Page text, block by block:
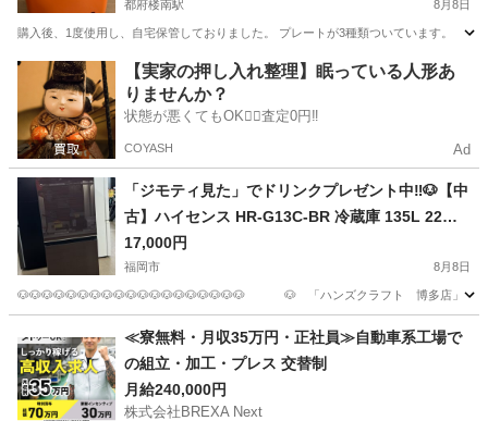
都府楼南駅 8月8日
購入後、1度使用し、自宅保管しておりました。 プレートが3種類ついています。
福岡 太宰府市 都府楼南駅 キッチン家電
【実家の押し入れ整理】眠っている人形あ
りませんか？
状態が悪くてもOK🙆‍♀️査定0円‼️
COYASH Ad
「ジモティ見た」でドリンクプレゼント中‼🐶【中
古】ハイセンス HR-G13C-BR 冷蔵庫 135L 22年
製
17,000円
福岡市 8月8日
🐶🐶🐶🐶🐶🐶🐶🐶🐶🐶🐶🐶🐶🐶🐶🐶🐶🐶🐶 🐶 「ハンズクラフト 博多店」 🐶
キッチン家電 ドリンク
≪寮無料・月収35万円・正社員≫自動車系工場で
の組立・加工・プレス 交替制
月給240,000円
株式会社BREXA Next